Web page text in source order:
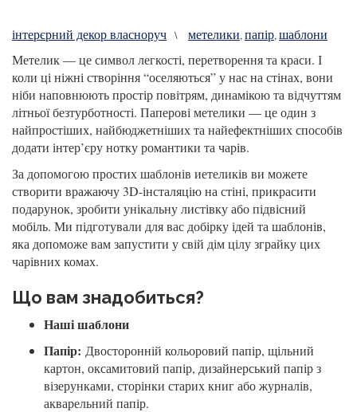
інтерєрний декор власноруч \ метелики,папір,шаблони
Метелик — це символ легкості, перетворення та краси. І
коли ці ніжні створіння “оселяються” у нас на стінах, вони
ніби наповнюють простір повітрям, динамікою та відчуттям
літньої безтурботності. Паперові метелики — це один з
найпростіших, найбюджетніших та найефектніших способів
додати інтер’єру нотку романтики та чарів.
За допомогою простих шаблонів иетеликів ви можете
створити вражаючу 3D-інсталяцію на стіні, прикрасити
подарунок, зробити унікальну листівку або підвісний
мобіль. Ми підготували для вас добірку ідей та шаблонів,
яка допоможе вам запустити у свій дім цілу зграйку цих
чарівних комах.
Що вам знадобиться?
Наші шаблони
Папір: Двосторонній кольоровий папір, щільний
картон, оксамитовий папір, дизайнерський папір з
візерунками, сторінки старих книг або журналів,
акварельний папір.